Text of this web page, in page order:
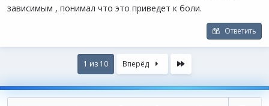
зависимым , понимал что это приведет к боли.
Ответить
1 из 10 Вперёд Last